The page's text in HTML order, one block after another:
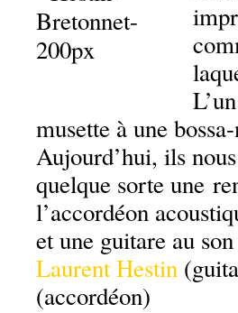
musette à une
Aujourd’hui, ils
quelque sorte une
l’accordéon
et une guitare au
Laurent Hestin
(accordéon)